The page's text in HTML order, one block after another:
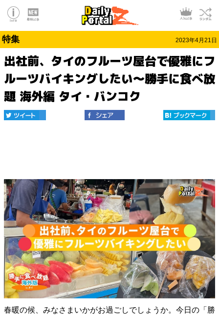
特集 2023年4月21日
出社前、タイのフルーツ屋台で優雅にフ
ルーツバイキングしたい～勝手に食べ放
題 海外編 タイ・バンコク
春暖の候、みなさまいかがお過ごしでしょうか。今日の「勝